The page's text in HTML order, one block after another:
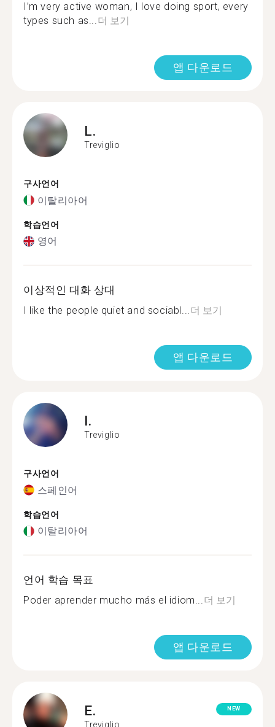
I’m very active woman, I love doing sport, every
types such as...더 보기
앱 다운로드
L.
Treviglio
구사언어
이탈리아어
학습언어
영어
이상적인 대화 상대
I like the people quiet and sociabl...더 보기
앱 다운로드
I.
Treviglio
구사언어
스페인어
학습언어
이탈리아어
언어 학습 목표
Poder aprender mucho más el idiom...더 보기
앱 다운로드
E.
Treviglio
NEW